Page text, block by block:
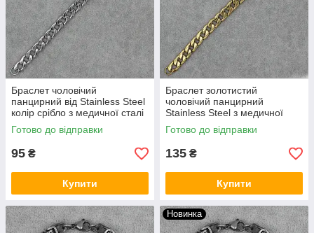
Браслет чоловічий
панцирний від Stainless Steel
колір срібло з медичної сталі
довжина 22 см ширина 10 мм
Готово до відправки
95 ₴
Купити
Браслет золотистий
чоловічий панцирний
Stainless Steel з медичної
сталі довжина 22 см ширина
10 мм
Готово до відправки
135 ₴
Купити
Новинка